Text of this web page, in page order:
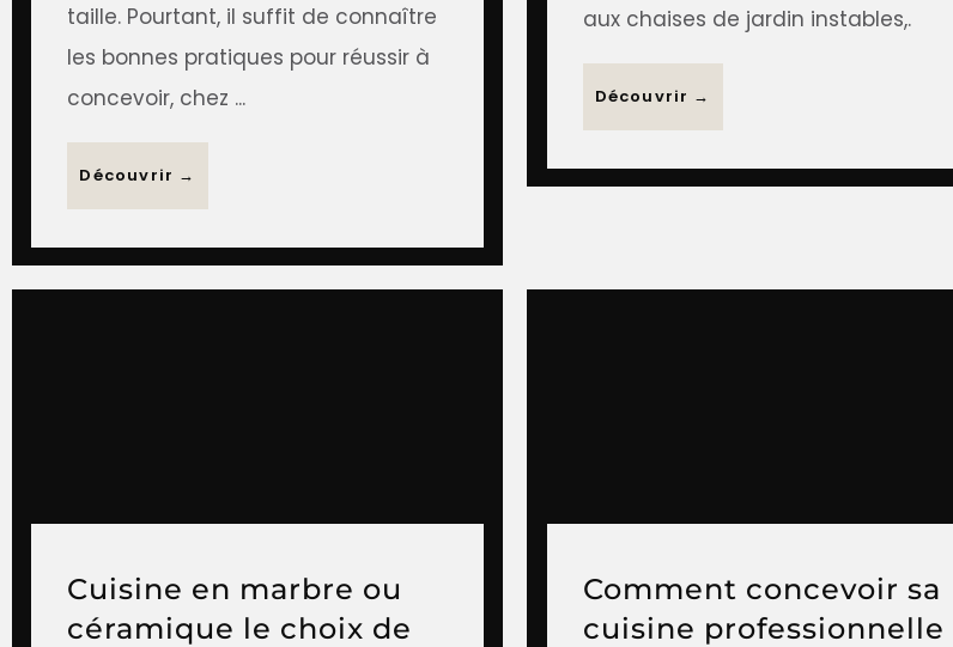
taille. Pourtant, il suffit de connaître
les bonnes pratiques pour réussir à
concevoir, chez ...
Découvrir →
aux chaises de jardin instables,.
Découvrir →
Cuisine en marbre ou
céramique le choix de
Comment concevoir sa
cuisine professionnelle